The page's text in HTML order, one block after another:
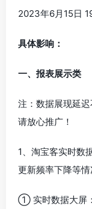
2023年6月15日
具体影响：
一、报表展示类
注：数据展现延
请放心推广！
1、淘宝客实时数
更新频率下降等情
① 实时数据大屏